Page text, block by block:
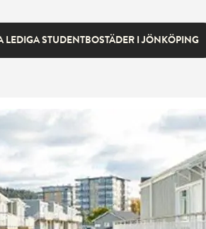
LEDIGA STUDENTBOSTÄDER I JÖNKÖPING